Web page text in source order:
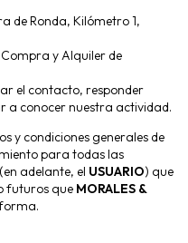
de Ronda, Kilómetro 1,
y Alquiler de
el contacto, responder
a conocer nuestra actividad.
y condiciones generales de
para todas las
adelante, el USUARIO) que
futuros que MORALES &